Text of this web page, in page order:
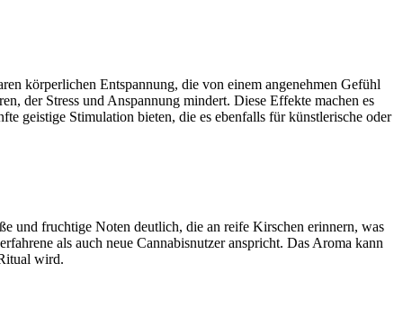
körperlichen Entspannung, die von einem angenehmen Gefühl
der Stress und Anspannung mindert. Diese Effekte machen es
geistige Stimulation bieten, die es ebenfalls für künstlerische oder
und fruchtige Noten deutlich, die an reife Kirschen erinnern, was
als auch neue Cannabisnutzer anspricht. Das Aroma kann
wird.